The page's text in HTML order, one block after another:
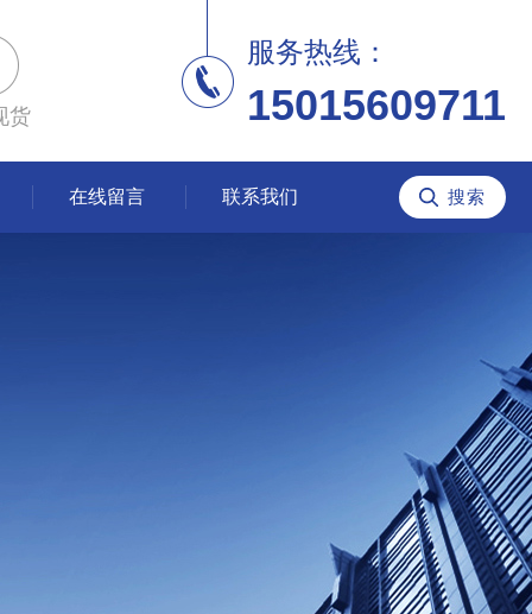
货
服务热线：
15015609711
在线留言 联系我们